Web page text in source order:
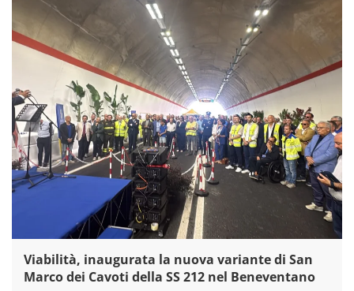
Viabilità, inaugurata la nuova variante di San
Marco dei Cavoti della SS 212 nel Beneventano